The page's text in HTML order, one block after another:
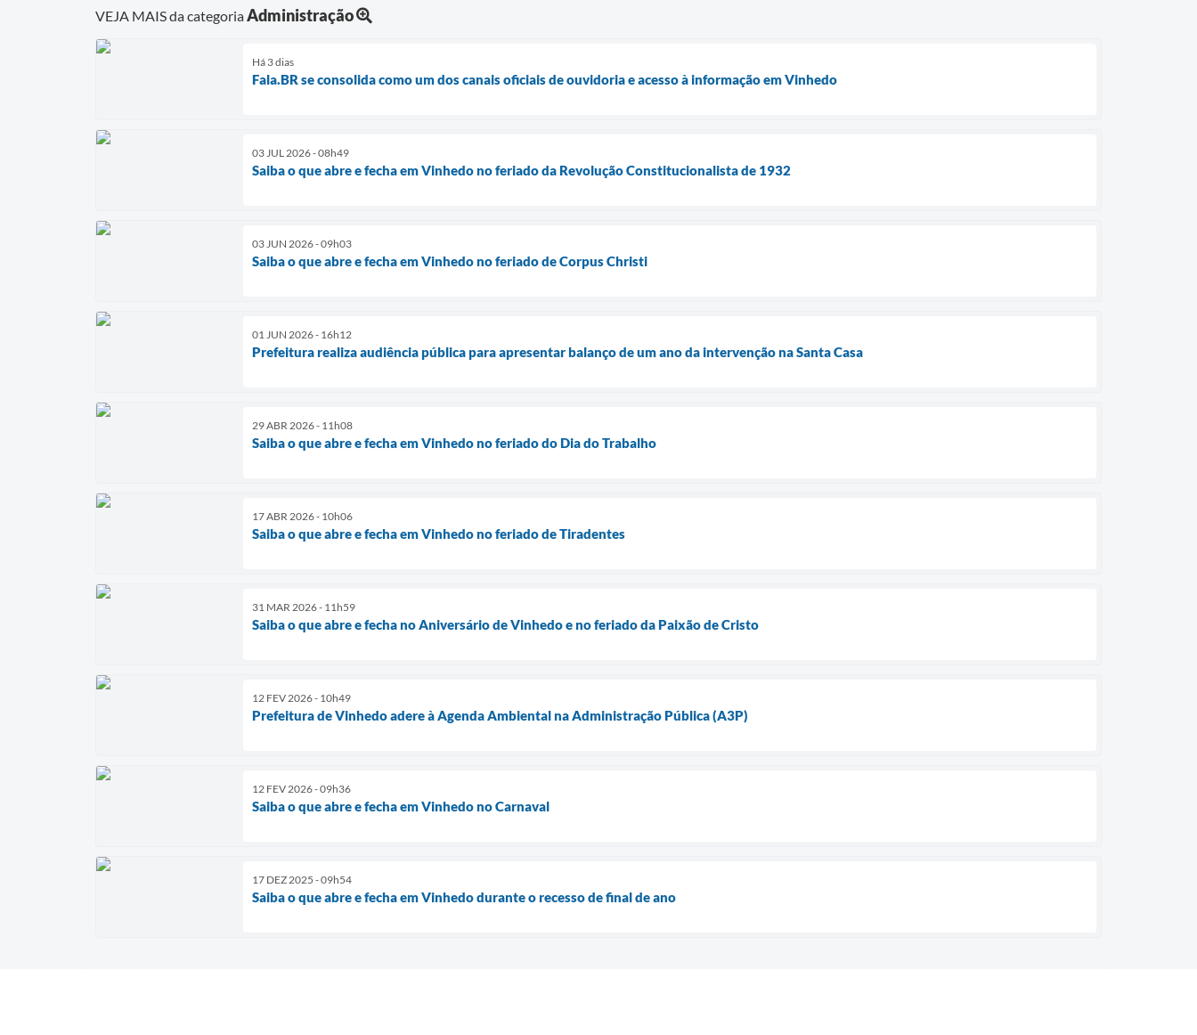
VEJA MAIS da categoriaAdministração
Há 3 dias
Fala.BR se consolida como um dos canais oficiais de ouvidoria e acesso à informação em Vinhedo
03 JUL 2026 - 08h49
Saiba o que abre e fecha em Vinhedo no feriado da Revolução Constitucionalista de 1932
03 JUN 2026 - 09h03
Saiba o que abre e fecha em Vinhedo no feriado de Corpus Christi
01 JUN 2026 - 16h12
Prefeitura realiza audiência pública para apresentar balanço de um ano da intervenção na Santa Casa
29 ABR 2026 - 11h08
Saiba o que abre e fecha em Vinhedo no feriado do Dia do Trabalho
17 ABR 2026 - 10h06
Saiba o que abre e fecha em Vinhedo no feriado de Tiradentes
31 MAR 2026 - 11h59
Saiba o que abre e fecha no Aniversário de Vinhedo e no feriado da Paixão de Cristo
12 FEV 2026 - 10h49
Prefeitura de Vinhedo adere à Agenda Ambiental na Administração Pública (A3P)
12 FEV 2026 - 09h36
Saiba o que abre e fecha em Vinhedo no Carnaval
17 DEZ 2025 - 09h54
Saiba o que abre e fecha em Vinhedo durante o recesso de final de ano